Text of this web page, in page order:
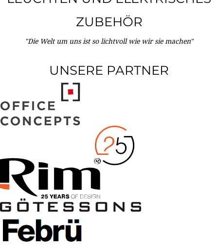
ZUBEHÖR
"Die Welt um uns ist so lichtvoll wie wir sie machen"
UNSERE PARTNER